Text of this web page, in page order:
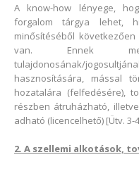
A know-how lényege,
forgalom tárgya lehet,
minősítéséből
van. Ennek
tulajdonosának/
hasznosítására, mással
hozatalára (felfedésére),
részben átruházható,
adható (licencelhető) [Ütv. 3-
2. A szellemi alkotások,